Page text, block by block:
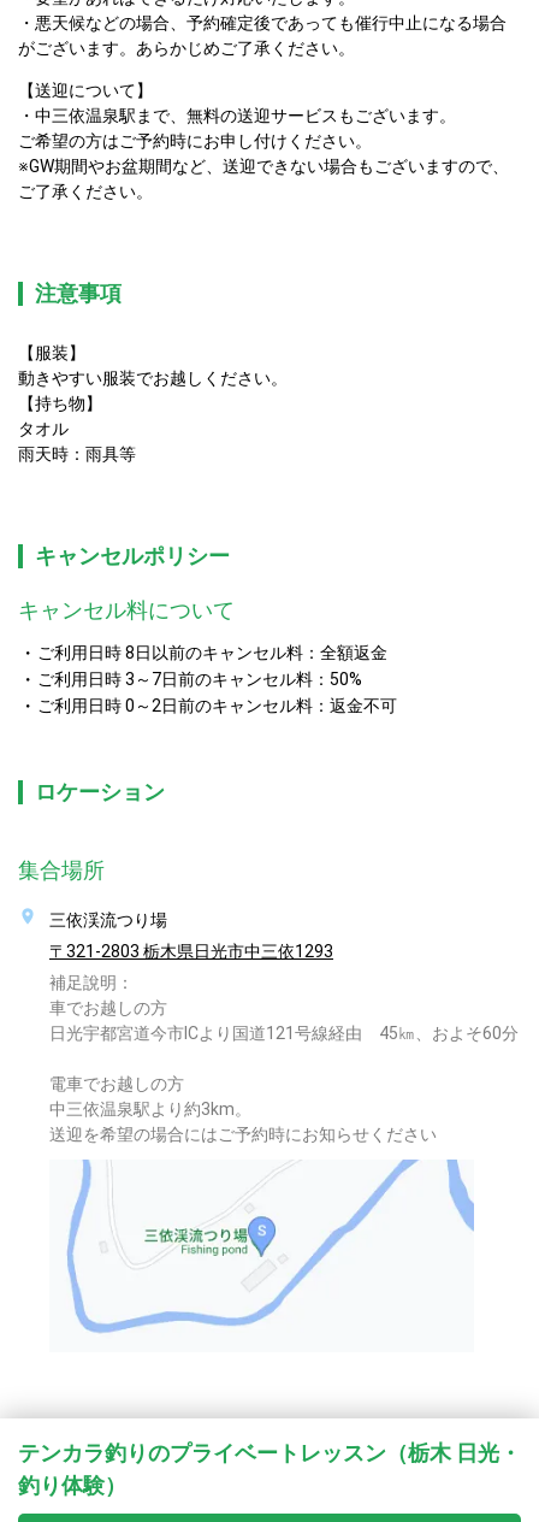
・悪天候などの場合、予約確定後であっても催行中止になる場合
がございます。あらかじめご了承ください。
【送迎について】
・中三依温泉駅まで、無料の送迎サービスもございます。
ご希望の方はご予約時にお申し付けください。
※GW期間やお盆期間など、送迎できない場合もございますので、
ご了承ください。
注意事項
【服装】
動きやすい服装でお越しください。
【持ち物】
タオル
雨天時：雨具等
キャンセルポリシー
キャンセル料について
ご利用日時 8日以前のキャンセル料：全額返金
ご利用日時 3～7日前のキャンセル料：50%
ご利用日時 0～2日前のキャンセル料：返金不可
ロケーション
集合場所
三依渓流つり場
〒321-2803 栃木県日光市中三依1293
補足說明：
車でお越しの方
日光宇都宮道今市ICより国道121号線経由 45㎞、およそ60分
電車でお越しの方
中三依温泉駅より約3km。
送迎を希望の場合にはご予約時にお知らせください
テンカラ釣りのプライベートレッスン（栃木 日光・
釣り体験）